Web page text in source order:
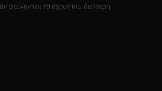
φαίνονται να έχουν και δεύτερη